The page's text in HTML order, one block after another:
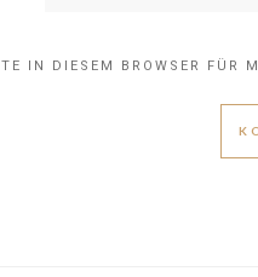
IN DIESEM BROWSER FÜR